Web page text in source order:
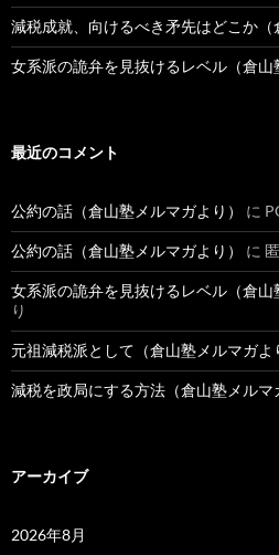
減税成就、向けるべき矛先はどこか（
女系派の詭弁を見抜けるレベル（倉山
最近のコメント
公約の話（倉山塾メルマガより） に
公約の話（倉山塾メルマガより） に
女系派の詭弁を見抜けるレベル（倉山
り
元祖減税派として（倉山塾メルマガよ
減税を政局にする方法（倉山塾メルマ
アーカイブ
2026年8月